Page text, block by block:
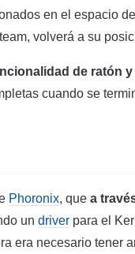
en el espacio
volverá a su
de ratón
cuando se
Phoronix, que a
un driver para el
era necesario tener